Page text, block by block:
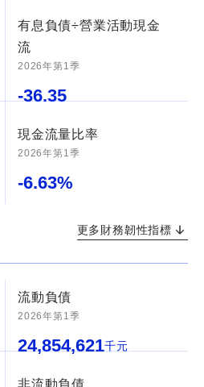
有息負債÷營業活動現金
流
2026年第1季
-36.35
現金流量比率
2026年第1季
-6.63%
更多財務韌性指標
流動負債
2026年第1季
24,854,621千元
非流動負債